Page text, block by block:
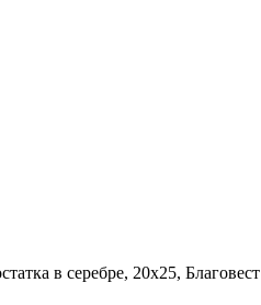
в серебре, 20x25, Благовест